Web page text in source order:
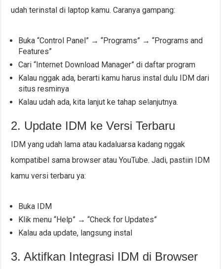
udah terinstal di laptop kamu. Caranya gampang:
Buka “Control Panel” → “Programs” → “Programs and
Features”
Cari “Internet Download Manager” di daftar program
Kalau nggak ada, berarti kamu harus instal dulu IDM dari
situs resminya
Kalau udah ada, kita lanjut ke tahap selanjutnya.
2. Update IDM ke Versi Terbaru
IDM yang udah lama atau kadaluarsa kadang nggak
kompatibel sama browser atau YouTube. Jadi, pastiin IDM
kamu versi terbaru ya:
Buka IDM
Klik menu “Help” → “Check for Updates”
Kalau ada update, langsung instal
3. Aktifkan Integrasi IDM di Browser